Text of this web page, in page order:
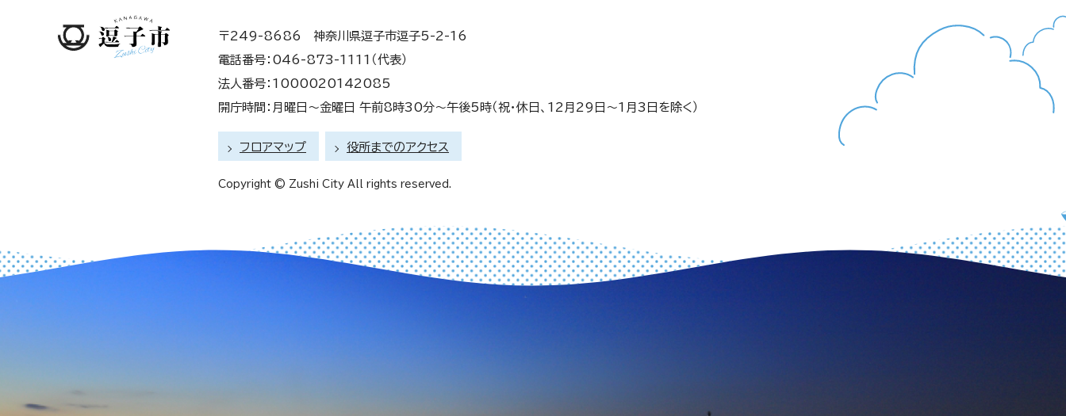
〒249-8686 神奈川県逗子市逗子5-2-16
電話番号：046-873-1111（代表）
法人番号：1000020142085
開庁時間：月曜日～金曜日 午前8時30分～午後5時（祝・休日、12月29日～1月3日を除く）
フロアマップ 役所までのアクセス
Copyright © Zushi City All rights reserved.